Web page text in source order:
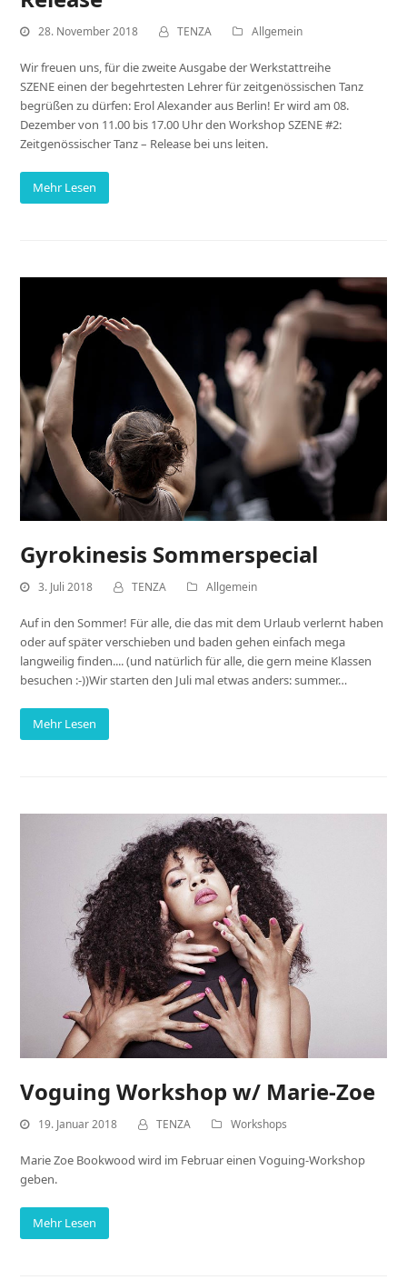
28. November 2018 TENZA Allgemein
Wir freuen uns, für die zweite Ausgabe der Werkstattreihe
SZENE einen der begehrtesten Lehrer für zeitgenössischen Tanz
begrüßen zu dürfen: Erol Alexander aus Berlin! Er wird am 08.
Dezember von 11.00 bis 17.00 Uhr den Workshop SZENE #2:
Zeitgenössischer Tanz – Release bei uns leiten.
Mehr Lesen
Gyrokinesis Sommerspecial
3. Juli 2018 TENZA Allgemein
Auf in den Sommer! Für alle, die das mit dem Urlaub verlernt haben
oder auf später verschieben und baden gehen einfach mega
langweilig finden.... (und natürlich für alle, die gern meine Klassen
besuchen :-))Wir starten den Juli mal etwas anders: summer…
Mehr Lesen
Voguing Workshop w/ Marie-Zoe
19. Januar 2018 TENZA Workshops
Marie Zoe Bookwood wird im Februar einen Voguing-Workshop
geben.
Mehr Lesen